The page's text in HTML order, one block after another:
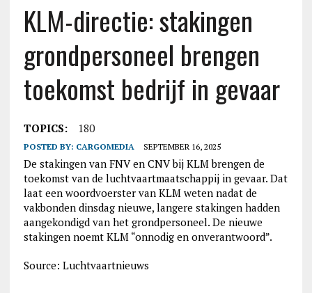
KLM-directie: stakingen
grondpersoneel brengen
toekomst bedrijf in gevaar
TOPICS: 180
POSTED BY: CARGOMEDIA SEPTEMBER 16, 2025
De stakingen van FNV en CNV bij KLM brengen de
toekomst van de luchtvaartmaatschappij in gevaar. Dat
laat een woordvoerster van KLM weten nadat de
vakbonden dinsdag nieuwe, langere stakingen hadden
aangekondigd van het grondpersoneel. De nieuwe
stakingen noemt KLM “onnodig en onverantwoord”.
Source: Luchtvaartnieuws